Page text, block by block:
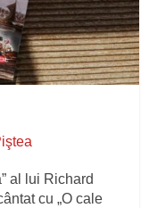
al lui Richard
cu „O cale